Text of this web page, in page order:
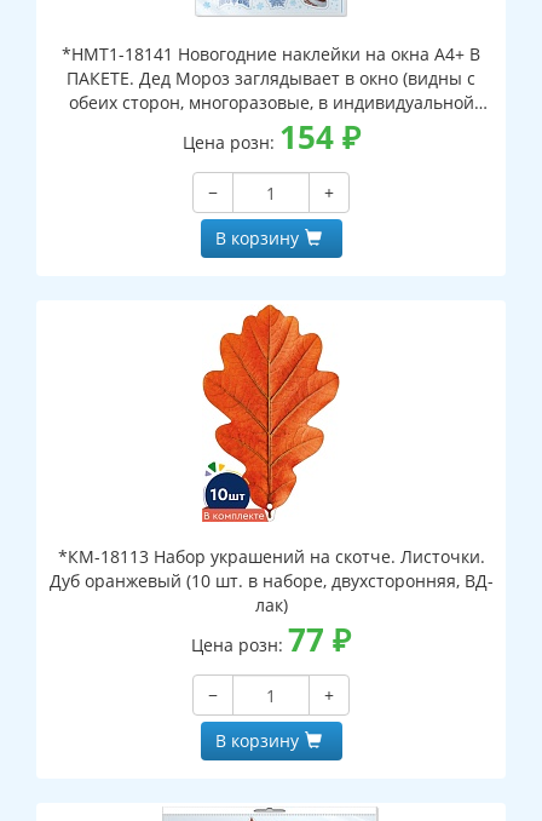
*НМТ1-18141 Новогодние наклейки на окна А4+ В
ПАКЕТЕ. Дед Мороз заглядывает в окно (видны с
обеих сторон, многоразовые, в индивидуальной
упаковке, с европодвесом и клеевым клапаном)
Цена розн: 154₽
−
+
В корзину
*КМ-18113 Набор украшений на скотче. Листочки.
Дуб оранжевый (10 шт. в наборе, двухсторонняя, ВД-
лак)
Цена розн: 77 ₽
−
+
В корзину